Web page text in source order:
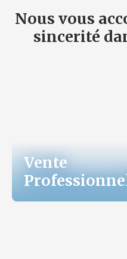
Nous vous
sincerité
Vente